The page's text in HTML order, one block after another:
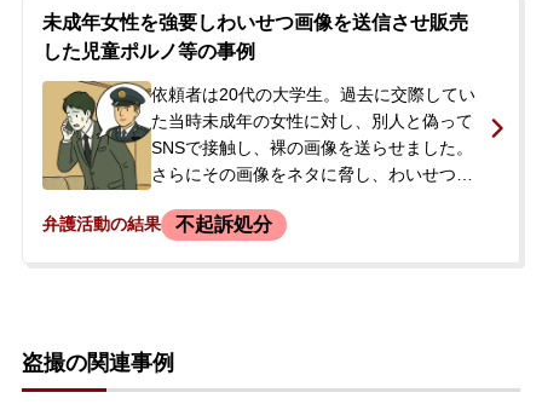
姉から当事務所に電話で相談がありまし
た。姉自身も詳しい事情は分からず、逮捕
された本人も動揺しているとのことでし
た。
未成年女性を強要しわいせつ画像を送信させ販売
した児童ポルノ等の事例
依頼者は20代の大学生。過去に交際してい
た当時未成年の女性に対し、別人と偽って
SNSで接触し、裸の画像を送らせました。
さらにその画像をネタに脅し、わいせつな
で販売し、約5～6万円の売上を得ていまし
日のうちに父親が身柄を引き受け解放され
ました。今後の処分を不安に思った父親か
弁護活動の結果 不起訴処分
盗撮の関連事例